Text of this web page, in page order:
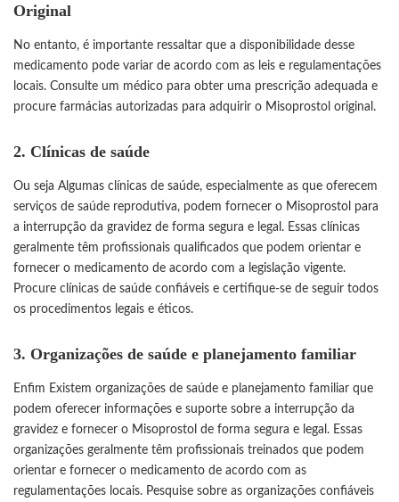
Original
No entanto, é importante ressaltar que a disponibilidade desse
medicamento pode variar de acordo com as leis e regulamentações
locais. Consulte um médico para obter uma prescrição adequada e
procure farmácias autorizadas para adquirir o Misoprostol original.
2. Clínicas de saúde
Ou seja Algumas clínicas de saúde, especialmente as que oferecem
serviços de saúde reprodutiva, podem fornecer o Misoprostol para
a interrupção da gravidez de forma segura e legal. Essas clínicas
geralmente têm profissionais qualificados que podem orientar e
fornecer o medicamento de acordo com a legislação vigente.
Procure clínicas de saúde confiáveis e certifique-se de seguir todos
os procedimentos legais e éticos.
3. Organizações de saúde e planejamento familiar
Enfim Existem organizações de saúde e planejamento familiar que
podem oferecer informações e suporte sobre a interrupção da
gravidez e fornecer o Misoprostol de forma segura e legal. Essas
organizações geralmente têm profissionais treinados que podem
orientar e fornecer o medicamento de acordo com as
regulamentações locais. Pesquise sobre as organizações confiáveis